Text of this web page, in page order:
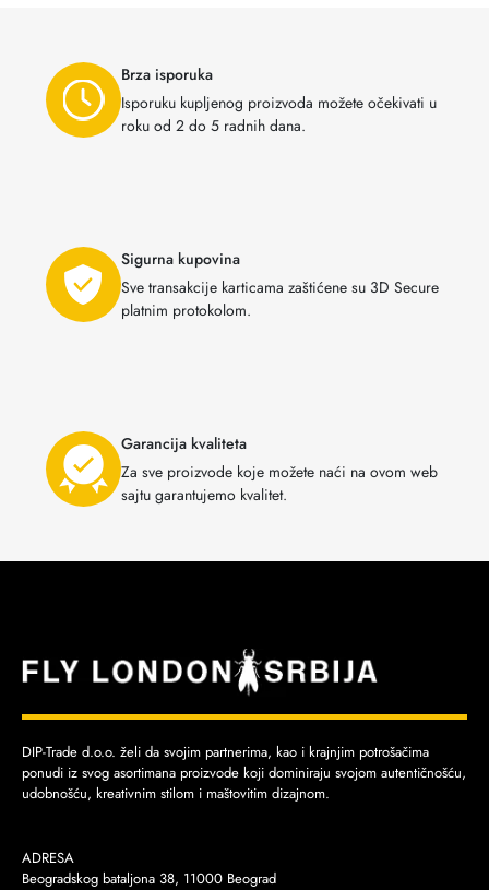
Brza isporuka
Isporuku kupljenog proizvoda možete očekivati u
roku od 2 do 5 radnih dana.
Sigurna kupovina
Sve transakcije karticama zaštićene su 3D Secure
platnim protokolom.
Garancija kvaliteta
Za sve proizvode koje možete naći na ovom web
sajtu garantujemo kvalitet.
DIP-Trade d.o.o. želi da svojim partnerima, kao i krajnjim potrošačima
ponudi iz svog asortimana proizvode koji dominiraju svojom autentičnošću,
udobnošću, kreativnim stilom i maštovitim dizajnom.
ADRESA
Beogradskog bataljona 38, 11000 Beograd